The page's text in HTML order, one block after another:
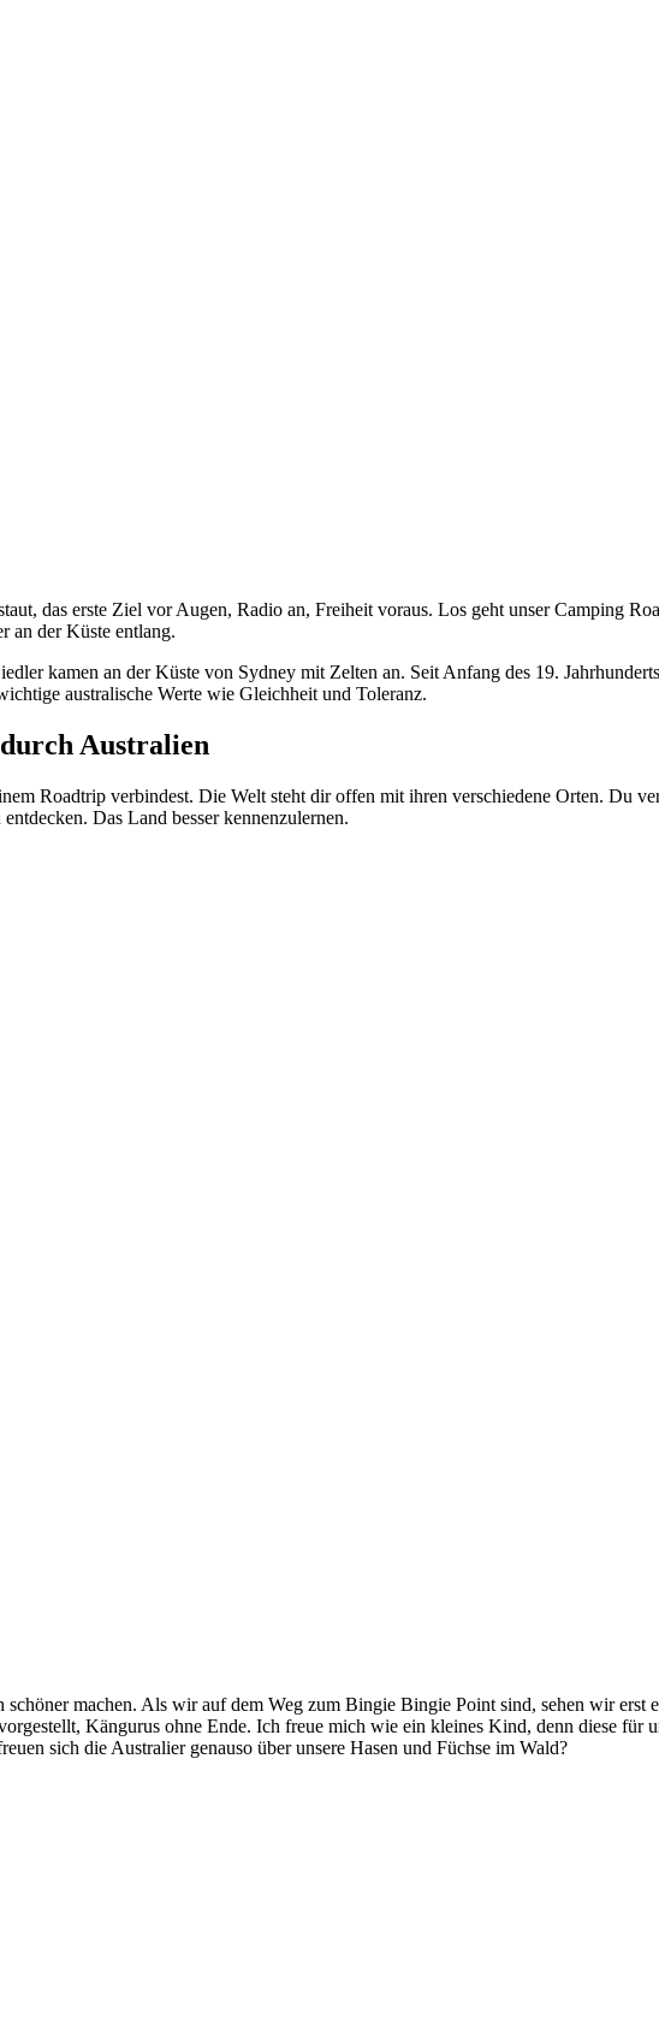
das erste Ziel vor Augen, Radio an, Freiheit voraus. Los geht unser Camping
an der Küste entlang.
kamen an der Küste von Sydney mit Zelten an. Seit Anfang des 19.
australische Werte wie Gleichheit und Toleranz.
Australien
Roadtrip verbindest. Die Welt steht dir offen mit ihren verschiedene Orten. Du
Das Land besser kennenzulernen.
machen. Als wir auf dem Weg zum Bingie Bingie Point sind, sehen wir erst
Kängurus ohne Ende. Ich freue mich wie ein kleines Kind, denn diese für
sich die Australier genauso über unsere Hasen und Füchse im Wald?